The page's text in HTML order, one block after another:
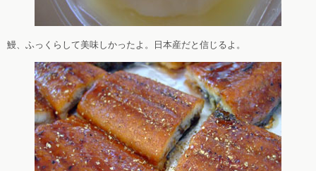
鰻、ふっくらして美味しかったよ。日本産だと信じるよ。